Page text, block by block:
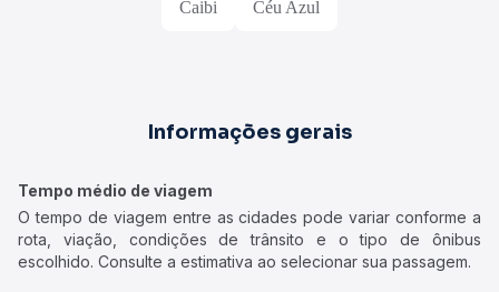
Caibi Céu Azul
Informações gerais
Tempo médio de viagem
O tempo de viagem entre as cidades pode variar conforme a
rota, viação, condições de trânsito e o tipo de ônibus
escolhido. Consulte a estimativa ao selecionar sua passagem.